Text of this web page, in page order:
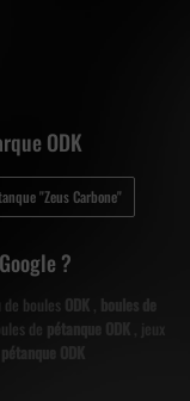
ODK
"Zeus Carbone"
?
de boules ODK boules de
de pétanque ODK
ODK